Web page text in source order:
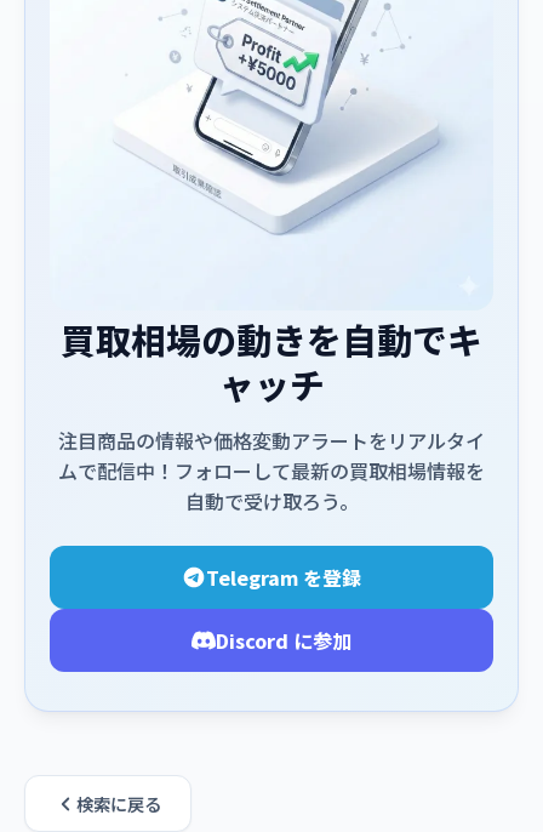
買取相場の動きを自動でキ
ャッチ
注目商品の情報や価格変動アラートをリアルタイ
ムで配信中！フォローして最新の買取相場情報を
自動で受け取ろう。
Telegram を登録
Discord に参加
検索に戻る